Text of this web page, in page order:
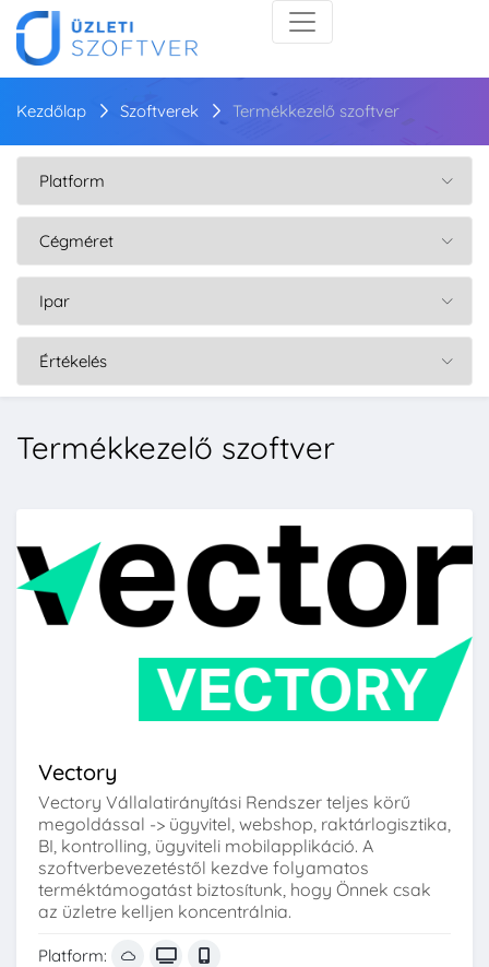
Kezdőlap Szoftverek Termékkezelő szoftver
Termékkezelő szoftver
Vectory
Vectory Vállalatirányítási Rendszer teljes körű
megoldással -> ügyvitel, webshop, raktárlogisztika,
BI, kontrolling, ügyviteli mobilapplikáció. A
szoftverbevezetéstől kezdve folyamatos
terméktámogatást biztosítunk, hogy Önnek csak
az üzletre kelljen koncentrálnia.
Platform: